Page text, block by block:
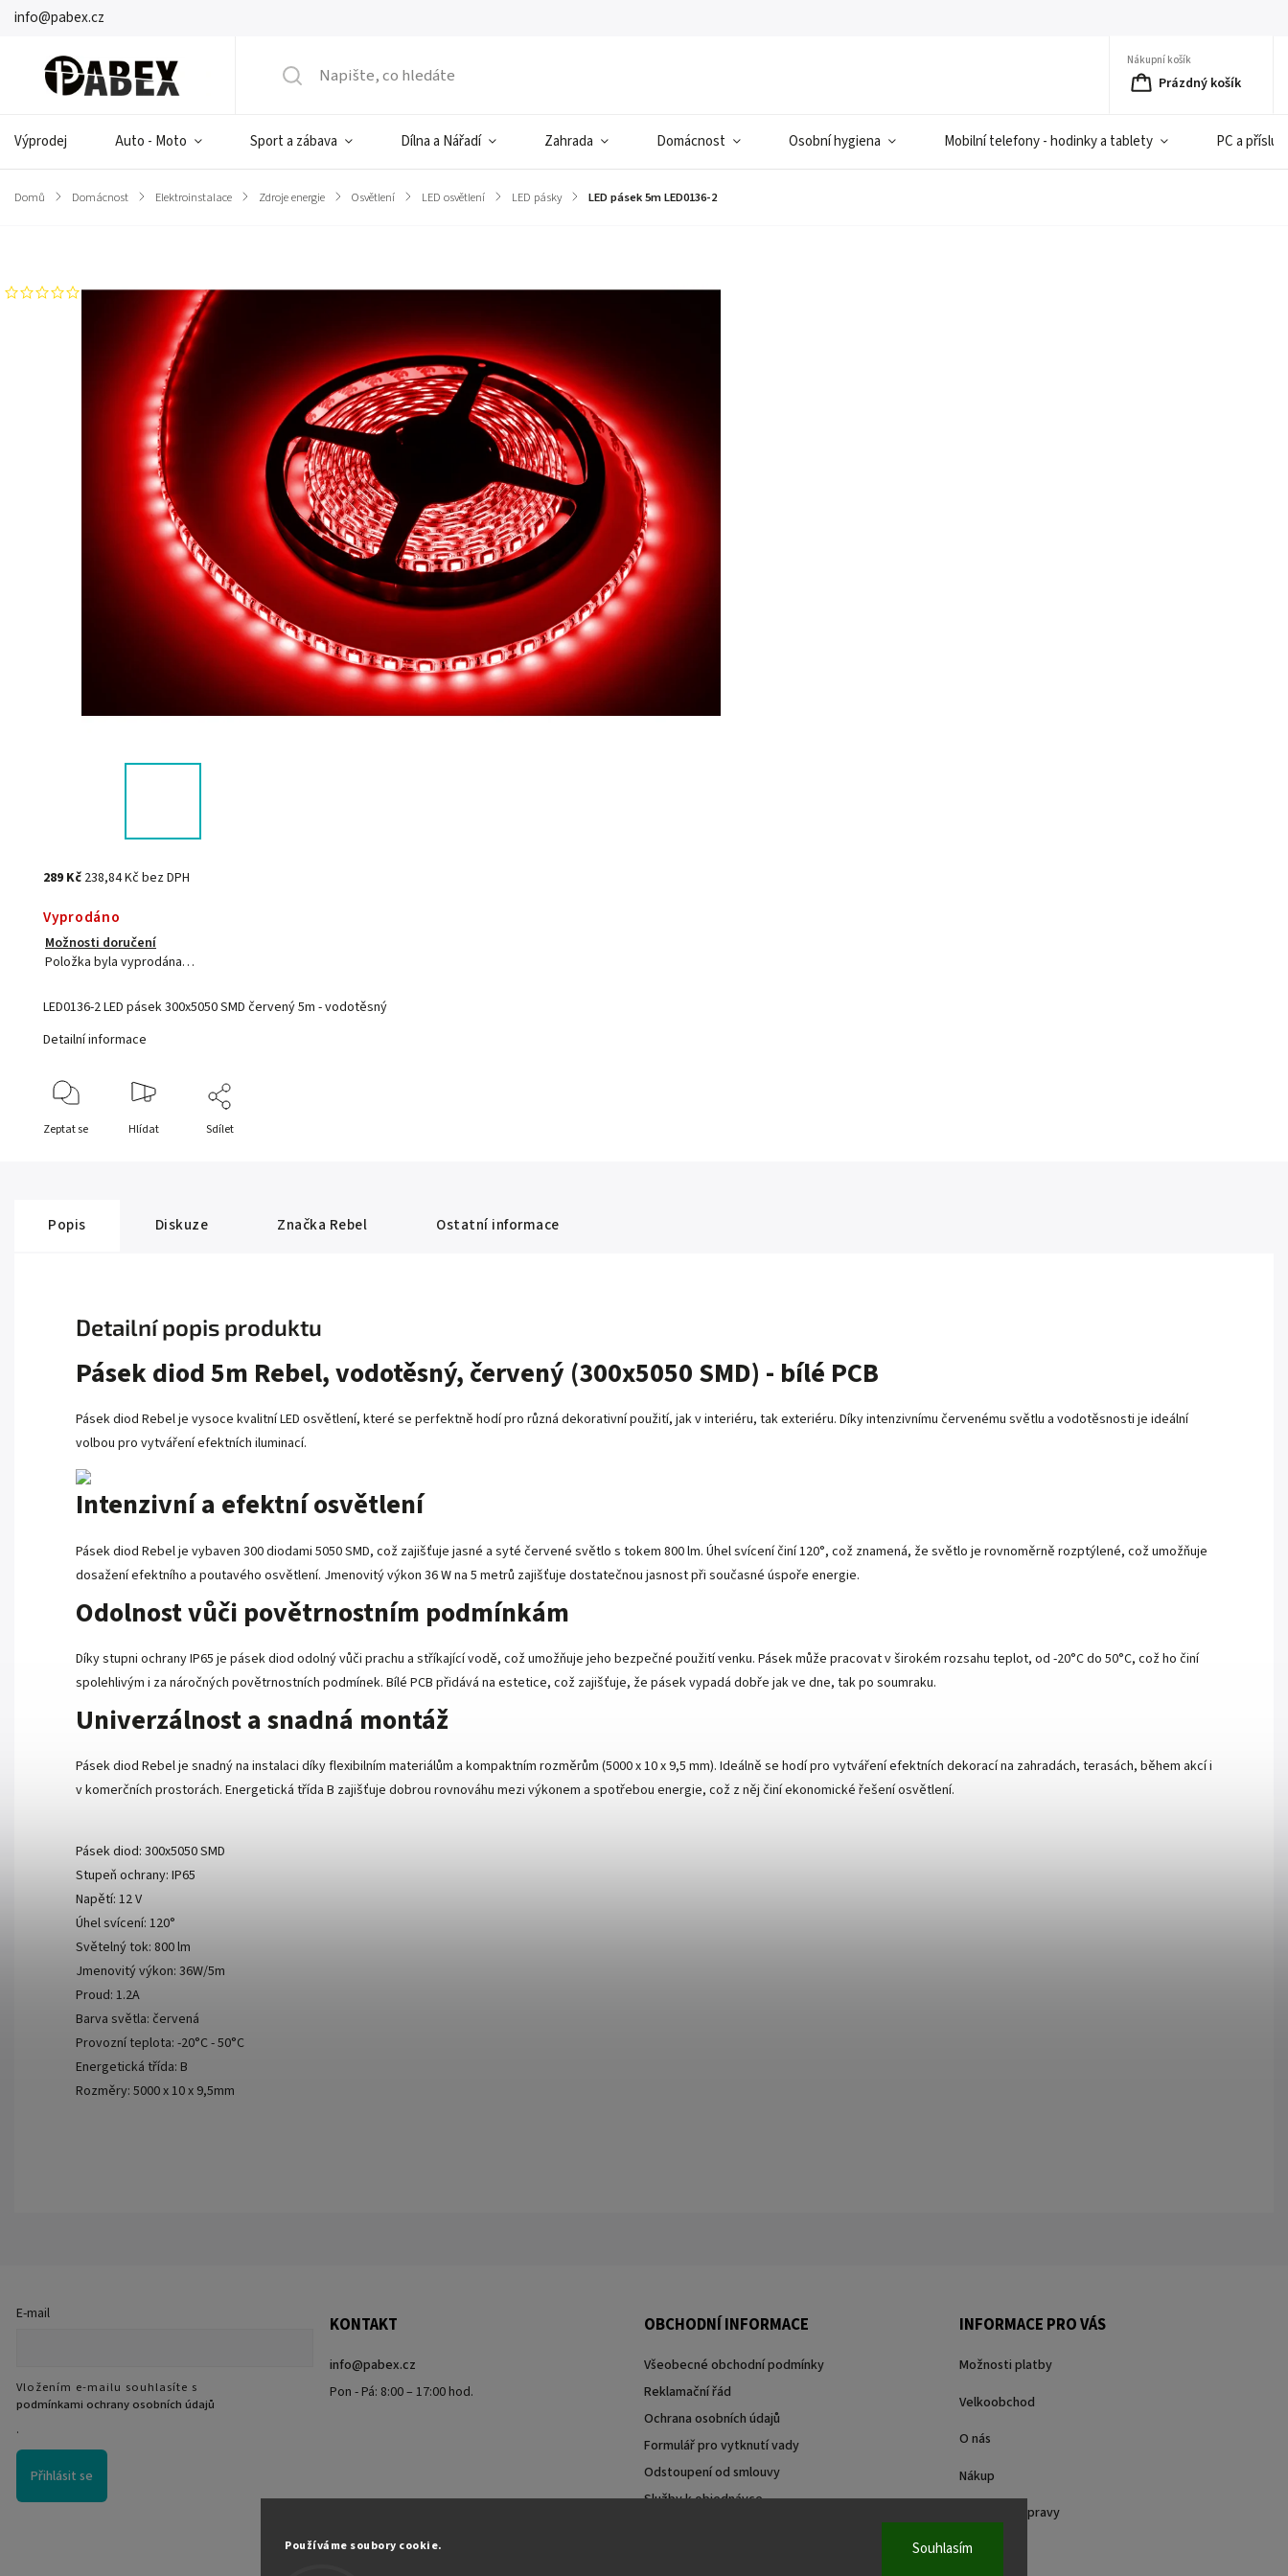
Používáme soubory cookie. Souhlasím
info@pabex.cz
Nákupní košík
Prázdný košík
Výprodej Auto - Moto Sport a zábava Dílna a Nářadí Zahrada Domácnost Osobní hygiena Mobilní telefony - hodinky a tablety PC a
Domů / Domácnost / Elektroinstalace / Zdroje energie / Osvětlení / LED osvětlení / LED pásky / LED pásek 5m LED0136-2
289 Kč 238,84 Kč bez DPH
Vyprodáno
Možnosti doručení
Položka byla vyprodána…
LED0136-2 LED pásek 300x5050 SMD červený 5m - vodotěsný
Detailní informace
Zeptat se Hlídat Sdílet
Popis Diskuze Značka Rebel Ostatní informace
Detailní popis produktu
Pásek diod 5m Rebel, vodotěsný, červený (300x5050 SMD) - bílé PCB
Pásek diod Rebel je vysoce kvalitní LED osvětlení, které se perfektně hodí pro různá dekorativní použití, jak v interiéru, tak exteriéru. Díky intenzivnímu červenému světlu a vodotěsnosti je ideální
volbou pro vytváření efektních iluminací.
Intenzivní a efektní osvětlení
Pásek diod Rebel je vybaven 300 diodami 5050 SMD, což zajišťuje jasné a syté červené světlo s tokem 800 lm. Úhel svícení činí 120°, což znamená, že světlo je rovnoměrně rozptýlené, což umožňuje
dosažení efektního a poutavého osvětlení. Jmenovitý výkon 36 W na 5 metrů zajišťuje dostatečnou jasnost při současné úspoře energie.
Odolnost vůči povětrnostním podmínkám
Díky stupni ochrany IP65 je pásek diod odolný vůči prachu a stříkající vodě, což umožňuje jeho bezpečné použití venku. Pásek může pracovat v širokém rozsahu teplot, od -20°C do 50°C, což ho činí
spolehlivým i za náročných povětrnostních podmínek. Bílé PCB přidává na estetice, což zajišťuje, že pásek vypadá dobře jak ve dne, tak po soumraku.
Univerzálnost a snadná montáž
Pásek diod Rebel je snadný na instalaci díky flexibilním materiálům a kompaktním rozměrům (5000 x 10 x 9,5 mm). Ideálně se hodí pro vytváření efektních dekorací na zahradách, terasách, během akcí i
v komerčních prostorách. Energetická třída B zajišťuje dobrou rovnováhu mezi výkonem a spotřebou energie, což z něj činí ekonomické řešení osvětlení.
Pásek diod: 300x5050 SMD
Stupeň ochrany: IP65
Napětí: 12 V
Úhel svícení: 120°
Světelný tok: 800 lm
Jmenovitý výkon: 36W/5m
Proud: 1.2A
Barva světla: červená
Provozní teplota: -20°C - 50°C
Energetická třída: B
Rozměry: 5000 x 10 x 9,5mm
E-mail
Vložením e-mailu souhlasíte s
podmínkami ochrany osobních údajů
.
Přihlásit se
KONTAKT
info@pabex.cz
Pon - Pá: 8:00 – 17:00 hod.
OBCHODNÍ INFORMACE
Všeobecné obchodní podmínky
Reklamační řád
Ochrana osobních údajů
Formulář pro vytknutí vady
Odstoupení od smlouvy
Služby k objednávce
INFORMACE PRO VÁS
Možnosti platby
Velkoobchod
O nás
Nákup
Způsoby dopravy